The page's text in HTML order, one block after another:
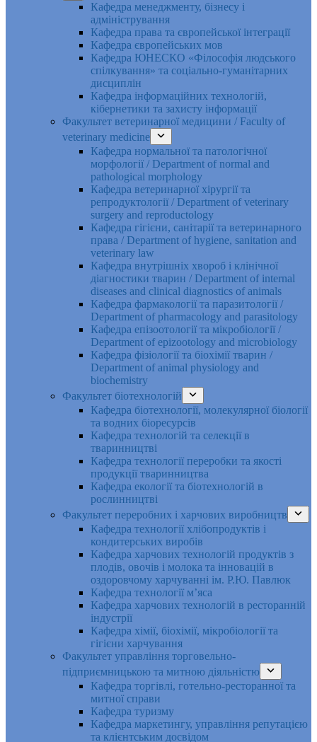
Кафедра менеджменту, бізнесу і
адміністрування
Кафедра права та європейської інтеграції
Кафедра європейських мов
Кафедра ЮНЕСКО «Філософія людського
спілкування» та соціально-гуманітарних
дисциплін
Кафедра інформаційних технологій,
кібернетики та захисту інформації
Факультет ветеринарної медицини / Faculty of
veterinary medicine
Кафедра нормальної та патологічної
морфології / Department of normal and
pathological morphology
Кафедра ветеринарної хірургії та
репродуктології / Department of veterinary
surgery and reproductology
Кафедра гігієни, санітарії та ветеринарного
права / Department of hygiene, sanitation and
veterinary law
Кафедра внутрішніх хвороб і клінічної
діагностики тварин / Department of internal
diseases and clinical diagnostics of animals
Кафедра фармакології та паразитології /
Department of pharmacology and parasitology
Кафедра епізоотології та мікробіології /
Department of epizootology and microbiology
Кафедра фізіології та біохімії тварин /
Department of animal physiology and
biochemistry
Факультет біотехнологій
Кафедра біотехнології, молекулярної біології
та водних біоресурсів
Кафедра технологій та селекції в
тваринництві
Кафедра технології переробки та якості
продукції тваринництва
Кафедра екології та біотехнологій в
рослинництві
Факультет переробних і харчових виробництв
Кафедра технології хлібопродуктів і
кондитерських виробів
Кафедра харчових технологій продуктів з
плодів, овочів і молока та інновацій в
оздоровчому харчуванні ім. Р.Ю. Павлюк
Кафедра технології м’яса
Кафедра харчових технологій в ресторанній
індустрії
Кафедра хімії, біохімії, мікробіології та
гігієни харчування
Факультет управління торговельно-
підприємницькою та митною діяльністю
Кафедра торгівлі, готельно-ресторанної та
митної справи
Кафедра туризму
Кафедра маркетингу, управління репутацією
та клієнтським досвідом